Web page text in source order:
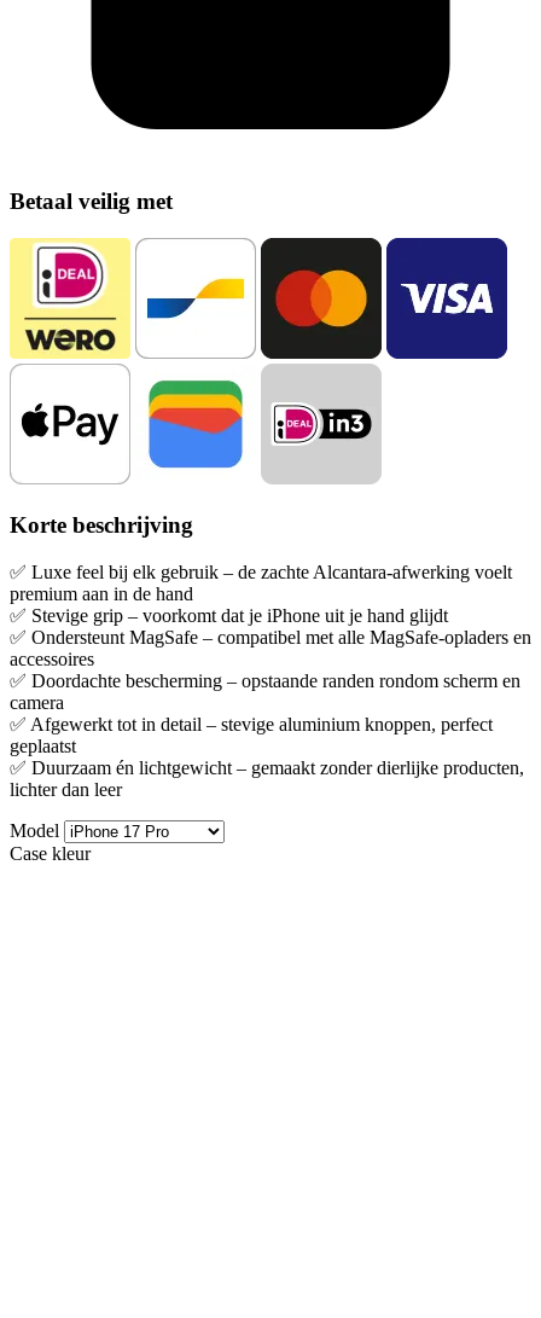
Betaal veilig met
Korte beschrijving
✅ Luxe feel bij elk gebruik – de zachte Alcantara-afwerking voelt
premium aan in de hand
✅ Stevige grip – voorkomt dat je iPhone uit je hand glijdt
✅ Ondersteunt MagSafe – compatibel met alle MagSafe-opladers en
accessoires
✅ Doordachte bescherming – opstaande randen rondom scherm en
camera
✅ Afgewerkt tot in detail – stevige aluminium knoppen, perfect
geplaatst
✅ Duurzaam én lichtgewicht – gemaakt zonder dierlijke producten,
lichter dan leer
Model
Case kleur